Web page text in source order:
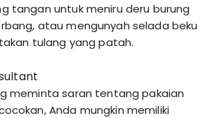
tangan untuk meniru deru burung
atau mengunyah selada beku
tulang yang patah.
meminta saran tentang pakaian
Anda mungkin memiliki